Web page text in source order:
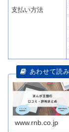
支払い方法
www.rnb.co.jp